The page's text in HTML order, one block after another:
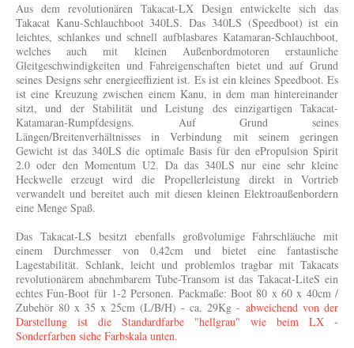
Aus dem revolutionären Takacat-LX Design entwickelte sich das
Takacat Kanu-Schlauchboot 340LS. Das 340LS (Speedboot) ist ein
leichtes, schlankes und schnell aufblasbares Katamaran-Schlauchboot,
welches auch mit kleinen Außenbordmotoren erstaunliche
Gleitgeschwindigkeiten und Fahreigenschaften bietet und auf Grund
seines Designs sehr energieeffizient ist. Es ist ein kleines Speedboot. Es
ist eine Kreuzung zwischen einem Kanu, in dem man hintereinander
sitzt, und der Stabilität und Leistung des einzigartigen Takacat-
Katamaran-Rumpfdesigns. Auf Grund seines
Längen/Breitenverhältnisses in Verbindung mit seinem geringen
Gewicht ist das 340LS die optimale Basis für den ePropulsion Spirit
2.0 oder den Momentum U2. Da das 340LS nur eine sehr kleine
Heckwelle erzeugt wird die Propellerleistung direkt in Vortrieb
verwandelt und bereitet auch mit diesen kleinen Elektroaußenbordern
eine Menge Spaß.
Das Takacat-LS besitzt ebenfalls großvolumige Fahrschläuche mit
einem Durchmesser von 0,42cm und bietet eine fantastische
Lagestabilität. Schlank, leicht und problemlos tragbar mit Takacats
revolutionärem abnehmbarem Tube-Transom ist das Takacat-LiteS ein
echtes Fun-Boot für 1-2 Personen. Packmaße: Boot 80 x 60 x 40cm /
Zubehör 80 x 35 x 25cm (L/B/H) - ca. 29Kg - abweichend von der
Darstellung ist die Standardfarbe "hellgrau" wie beim LX -
Sonderfarben siehe Farbskala unten.